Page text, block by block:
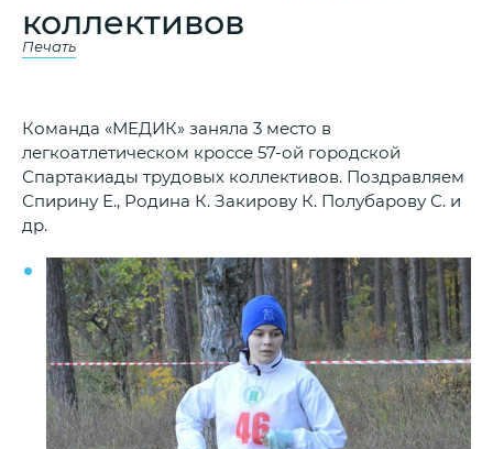
коллективов
Печать
Команда «МЕДИК» заняла 3 место в
легкоатлетическом кроссе 57-ой городской
Спартакиады трудовых коллективов. Поздравляем
Спирину Е., Родина К. Закирову К. Полубарову С. и
др.